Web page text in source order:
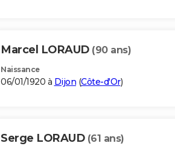
Marcel LORAUD (90 ans)
Naissance
06/01/1920 à Dijon (Côte-d'Or)
Serge LORAUD (61 ans)